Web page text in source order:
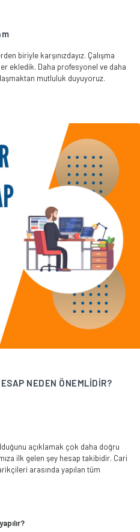
biriyle karşınızdayız. Çalışma
ekledik. Daha profesyonel ve daha
mutluluk duyuyoruz.
NEDEN ÖNEMLİDİR?
açıklamak çok daha doğru
ilk gelen şey hesap takibidir. Cari
arasında yapılan tüm